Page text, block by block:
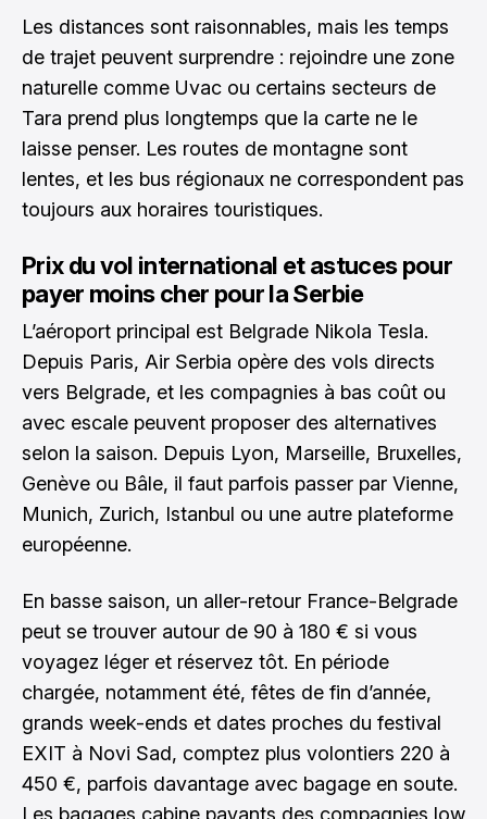
Les distances sont raisonnables, mais les temps
de trajet peuvent surprendre : rejoindre une zone
naturelle comme Uvac ou certains secteurs de
Tara prend plus longtemps que la carte ne le
laisse penser. Les routes de montagne sont
lentes, et les bus régionaux ne correspondent pas
toujours aux horaires touristiques.
Prix du vol international et astuces pour
payer moins cher pour la Serbie
L’aéroport principal est Belgrade Nikola Tesla.
Depuis Paris, Air Serbia opère des vols directs
vers Belgrade, et les compagnies à bas coût ou
avec escale peuvent proposer des alternatives
selon la saison. Depuis Lyon, Marseille, Bruxelles,
Genève ou Bâle, il faut parfois passer par Vienne,
Munich, Zurich, Istanbul ou une autre plateforme
européenne.
En basse saison, un aller-retour France-Belgrade
peut se trouver autour de 90 à 180 € si vous
voyagez léger et réservez tôt. En période
chargée, notamment été, fêtes de fin d’année,
grands week-ends et dates proches du festival
EXIT à Novi Sad, comptez plus volontiers 220 à
450 €, parfois davantage avec bagage en soute.
Les bagages cabine payants des compagnies low